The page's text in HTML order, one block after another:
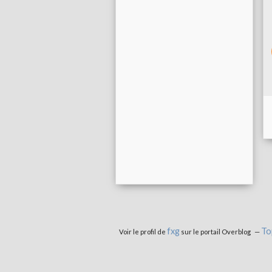
Voir le profil de fxgsur le portail Overblog